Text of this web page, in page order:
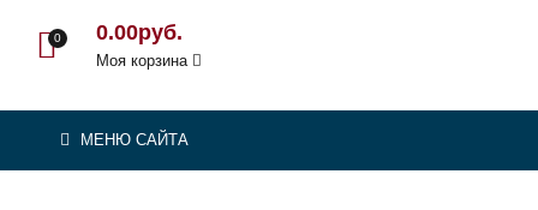
0 0.00руб.
Моя корзина
МЕНЮ САЙТА